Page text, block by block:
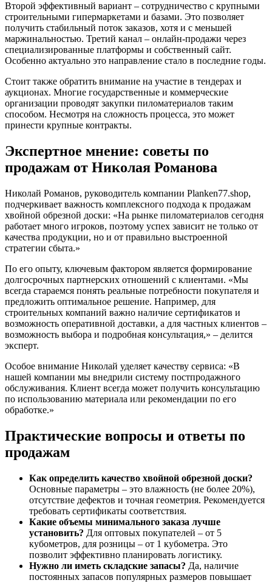
Второй эффективный вариант – сотрудничество с крупными
строительными гипермаркетами и базами. Это позволяет
получить стабильный поток заказов, хотя и с меньшей
маржинальностью. Третий канал – онлайн-продажи через
специализированные платформы и собственный сайт.
Особенно актуально это направление стало в последние годы.
Стоит также обратить внимание на участие в тендерах и
аукционах. Многие государственные и коммерческие
организации проводят закупки пиломатериалов таким
способом. Несмотря на сложность процесса, это может
принести крупные контракты.
Экспертное мнение: советы по
продажам от Николая Романова
Николай Романов, руководитель компании Planken77.shop,
подчеркивает важность комплексного подхода к продажам
хвойной обрезной доски: «На рынке пиломатериалов сегодня
работает много игроков, поэтому успех зависит не только от
качества продукции, но и от правильно выстроенной
стратегии сбыта.»
По его опыту, ключевым фактором является формирование
долгосрочных партнерских отношений с клиентами. «Мы
всегда стараемся понять реальные потребности покупателя и
предложить оптимальное решение. Например, для
строительных компаний важно наличие сертификатов и
возможность оперативной доставки, а для частных клиентов –
возможность выбора и подробная консультация,» – делится
эксперт.
Особое внимание Николай уделяет качеству сервиса: «В
нашей компании мы внедрили систему постпродажного
обслуживания. Клиент всегда может получить консультацию
по использованию материала или рекомендации по его
обработке.»
Практические вопросы и ответы по
продажам
Как определить качество хвойной обрезной доски?
Основные параметры – это влажность (не более 20%),
отсутствие дефектов и точная геометрия. Рекомендуется
требовать сертификаты соответствия.
Какие объемы минимального заказа лучше
установить? Для оптовых покупателей – от 5
кубометров, для розницы – от 1 кубометра. Это
позволит эффективно планировать логистику.
Нужно ли иметь складские запасы? Да, наличие
постоянных запасов популярных размеров повышает